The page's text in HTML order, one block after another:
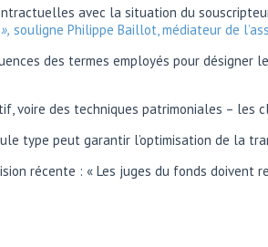
avec la situation du
souligne Philippe Baillot, médiateur de
des termes employés pour
voire des techniques patrimoniales – les
type peut garantir l’optimisation de la
récente : « Les juges du fonds